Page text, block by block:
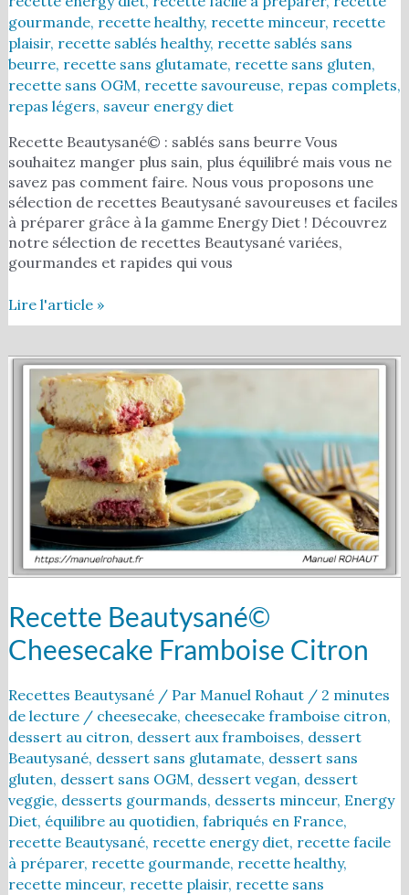
gourmande, recette healthy, recette minceur, recette
plaisir, recette sablés healthy, recette sablés sans
beurre, recette sans glutamate, recette sans gluten,
recette sans OGM, recette savoureuse, repas complets,
repas légers, saveur energy diet
Recette Beautysané© : sablés sans beurre Vous
souhaitez manger plus sain, plus équilibré mais vous ne
savez pas comment faire. Nous vous proposons une
sélection de recettes Beautysané savoureuses et faciles
à préparer grâce à la gamme Energy Diet ! Découvrez
notre sélection de recettes Beautysané variées,
gourmandes et rapides qui vous
Lire l'article »
Recette Beautysané©
Cheesecake Framboise Citron
Recettes Beautysané/ Par Manuel Rohaut / 2 minutes
de lecture/ cheesecake, cheesecake framboise citron,
dessert au citron, dessert aux framboises, dessert
Beautysané, dessert sans glutamate, dessert sans
gluten, dessert sans OGM, dessert vegan, dessert
veggie, desserts gourmands, desserts minceur, Energy
Diet, équilibre au quotidien, fabriqués en France,
recette Beautysané, recette energy diet, recette facile
à préparer, recette gourmande, recette healthy,
recette minceur, recette plaisir, recette sans
Recette
Beautysané©
Cheesecake
framboise
citron